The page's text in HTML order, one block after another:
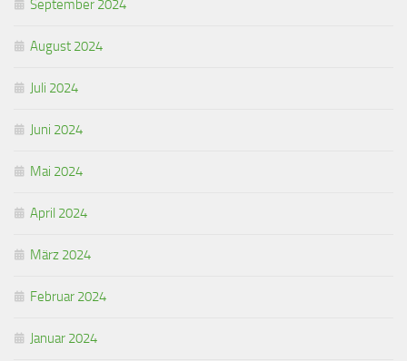
September 2024
August 2024
Juli 2024
Juni 2024
Mai 2024
April 2024
März 2024
Februar 2024
Januar 2024